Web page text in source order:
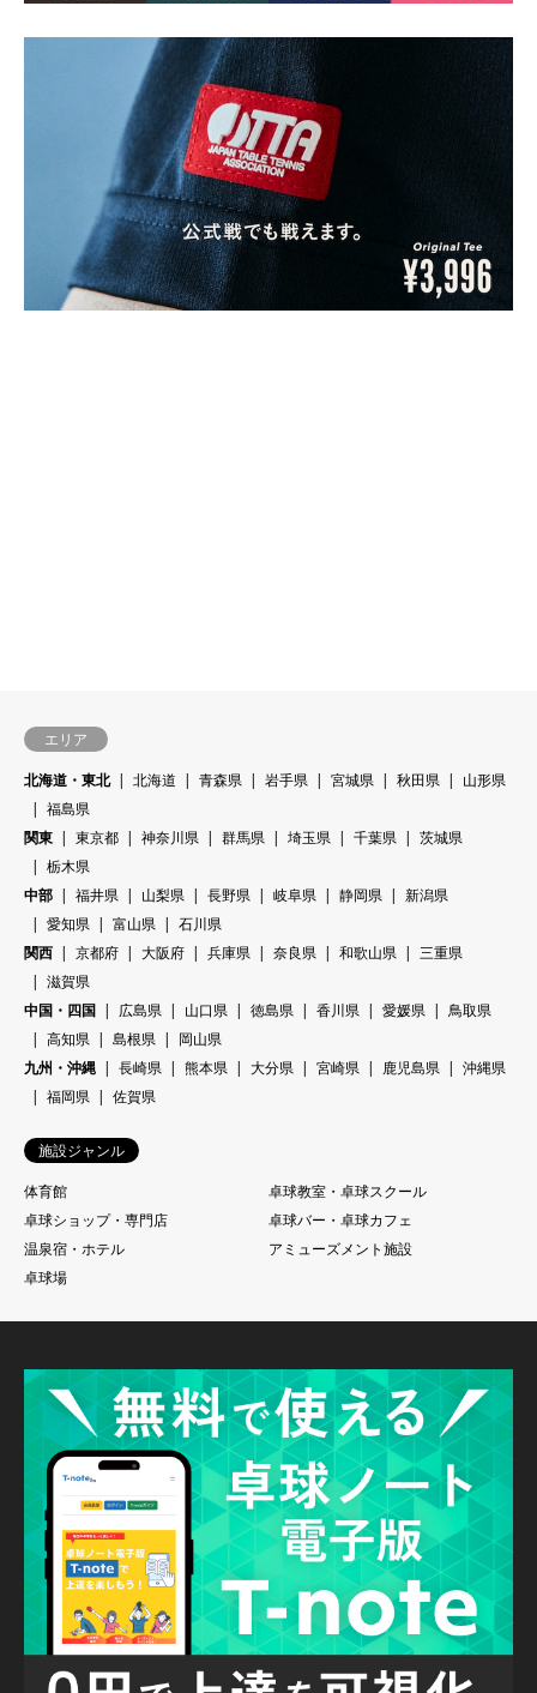
エリア
北海道・東北
北海道 青森県 岩手県 宮城県 秋田県
山形県
福島県
関東
東京都 神奈川県 群馬県 埼玉県 千葉県
茨城県
栃木県
中部
福井県 山梨県 長野県 岐阜県 静岡県
新潟県
愛知県
富山県
石川県
関西
京都府 大阪府 兵庫県 奈良県 和歌山県
三重県
滋賀県
中国・四国
広島県 山口県 徳島県 香川県 愛媛県
鳥取県
高知県
島根県
岡山県
九州・沖縄
長崎県 熊本県 大分県 宮崎県 鹿児島県
沖縄県
福岡県
佐賀県
施設ジャンル
体育館
卓球教室・卓球スクール
卓球ショップ・専門店
卓球バー・卓球カフェ
温泉宿・ホテル
アミューズメント施設
卓球場